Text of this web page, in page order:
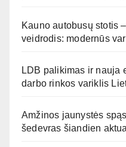
Kauno autobusų stotis
veidrodis: modernūs
LDB palikimas ir nauja
darbo rinkos variklis
Amžinos jaunystės
šedevras šiandien